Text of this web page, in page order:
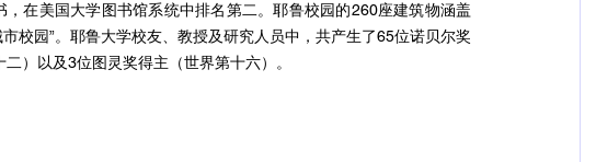
在美国大学图书馆系统中排名第二。耶鲁校园的260座建筑物涵盖
校园”。耶鲁大学校友、教授及研究人员中，共产生了65位诺贝尔奖
）以及3位图灵奖得主（世界第十六）。